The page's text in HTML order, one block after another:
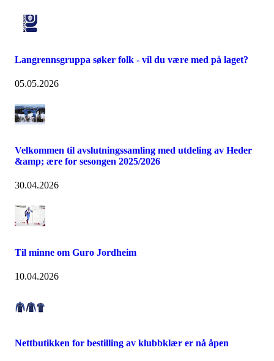
Langrennsgruppa søker folk - vil du være med på laget?
05.05.2026
Velkommen til avslutningssamling med utdeling av Heder
&amp; ære for sesongen 2025/2026
30.04.2026
Til minne om Guro Jordheim
10.04.2026
Nettbutikken for bestilling av klubbklær er nå åpen